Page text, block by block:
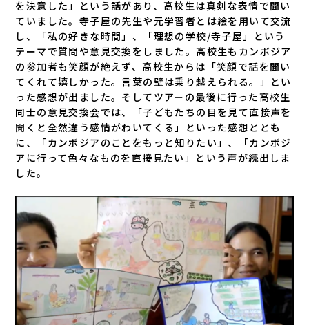
を決意した」という話があり、高校生は真剣な表情で聞い
ていました。寺子屋の先生や元学習者とは絵を用いて交流
し、「私の好きな時間」、「理想の学校/寺子屋」という
テーマで質問や意見交換をしました。高校生もカンボジア
の参加者も笑顔が絶えず、高校生からは「笑顔で話を聞い
てくれて嬉しかった。言葉の壁は乗り越えられる。」とい
った感想が出ました。そしてツアーの最後に行った高校生
同士の意見交換会では、「子どもたちの目を見て直接声を
聞くと全然違う感情がわいてくる」といった感想ととも
に、「カンボジアのことをもっと知りたい」、「カンボジ
アに行って色々なものを直接見たい」という声が続出しま
した。